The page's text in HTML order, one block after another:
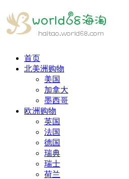
首页
北美洲购物
美国
加拿大
墨西哥
欧洲购物
英国
法国
德国
瑞典
瑞士
荷兰